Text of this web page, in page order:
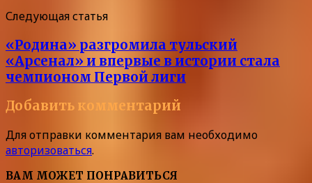
Следующая статья
«Родина» разгромила тульский
«Арсенал» и впервые в истории стала
чемпионом Первой лиги
Добавить комментарий
Для отправки комментария вам необходимо
авторизоваться.
ВАМ МОЖЕТ ПОНРАВИТЬСЯ